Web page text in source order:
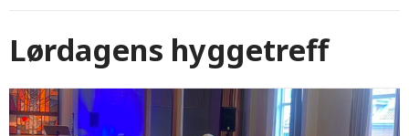
Lørdagens hyggetreff